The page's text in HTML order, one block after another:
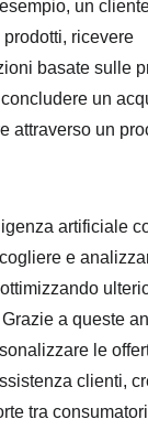
un
ricevere
basate sulle
un
attraverso un
artificiale
e
a queste
le
clienti,
tra